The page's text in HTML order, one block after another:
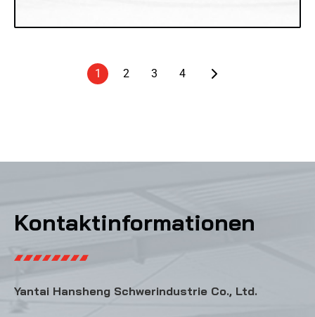
1 2 3 4
Kontaktinformationen
Yantai Hansheng Schwerindustrie Co., Ltd.